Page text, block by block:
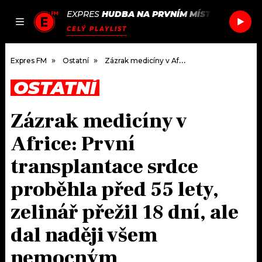
JAK
SEZNAM.CZ
EXPRES HUDBA NA PRVNÍM MÍSTĚ CORAL
CELÝ PLAYLIST
DOMŮ
ČLÁNKY
HUDBA
ROZHOVORY
#NEBUDUDOMA
PODCASTY
JAK NALADIT
RÁDIO
APLIKACE
Expres FM Ostatní Zázrak medicíny v Africe: První transplantace srdce proběhla před 55 lety, zelinář přežil 18 dní, ale dal naději všem nemocným
OSTATNÍ
Zázrak medicíny v
Africe: První
transplantace srdce
proběhla před 55 lety,
zelinář přežil 18 dní, ale
dal naději všem